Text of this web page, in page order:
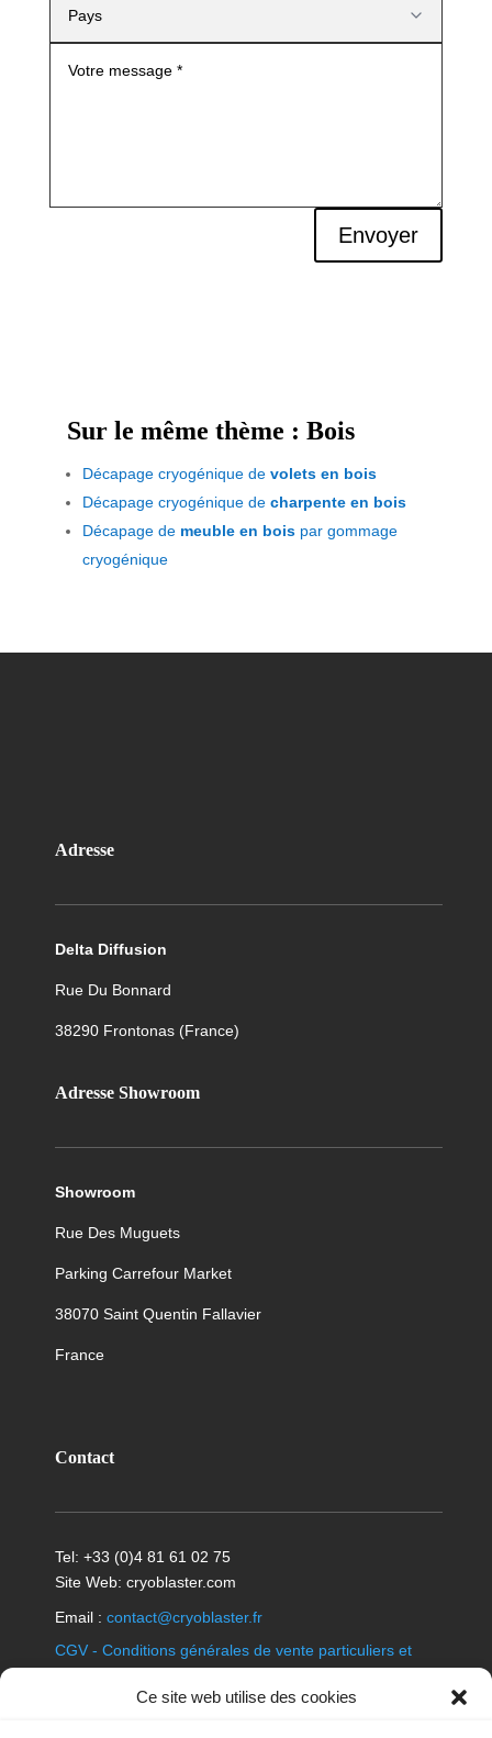
Ce site web utilise des cookies
Envoyer
Sur le même thème : Bois
Décapage cryogénique de volets en bois
Décapage cryogénique de charpente en bois
Décapage de meuble en boispar gommage
cryogénique
Adresse
Delta Diffusion
Rue Du Bonnard
38290 Frontonas (France)
Adresse Showroom
Showroom
Rue Des Muguets
Parking Carrefour Market
38070 Saint Quentin Fallavier
France
Contact
Tel: +33 (0)4 81 61 02 75
Site Web: cryoblaster.com
Email : contact@cryoblaster.fr
CGV - Conditions générales de vente particuliers et